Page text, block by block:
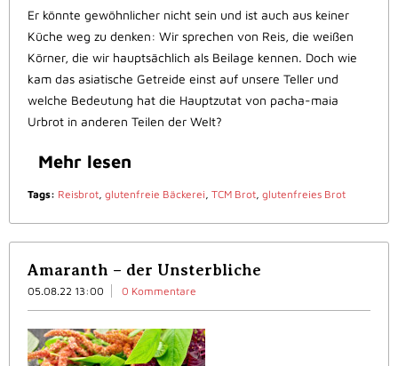
Er könnte gewöhnlicher nicht sein und ist auch aus keiner
Küche weg zu denken: Wir sprechen von Reis, die weißen
Körner, die wir hauptsächlich als Beilage kennen. Doch wie
kam das asiatische Getreide einst auf unsere Teller und
welche Bedeutung hat die Hauptzutat von pacha-maia
Urbrot in anderen Teilen der Welt?
Mehr lesen
Tags: Reisbrot, glutenfreie Bäckerei, TCM Brot, glutenfreies Brot
Amaranth – der Unsterbliche
05.08.22 13:00 0 Kommentare